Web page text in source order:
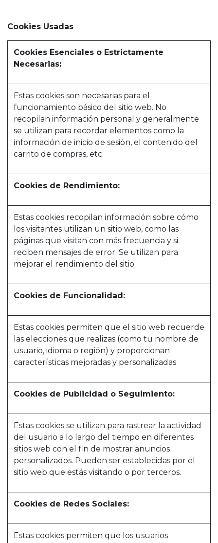
Cookies Usadas
Cookies Esenciales o Estrictamente
Necesarias:
Estas cookies son necesarias para el
funcionamiento básico del sitio web. No
recopilan información personal y generalmente
se utilizan para recordar elementos como la
información de inicio de sesión, el contenido del
carrito de compras, etc.
Cookies de Rendimiento:
Estas cookies recopilan información sobre cómo
los visitantes utilizan un sitio web, como las
páginas que visitan con más frecuencia y si
reciben mensajes de error. Se utilizan para
mejorar el rendimiento del sitio.
Cookies de Funcionalidad:
Estas cookies permiten que el sitio web recuerde
las elecciones que realizas (como tu nombre de
usuario, idioma o región) y proporcionan
características mejoradas y personalizadas
Cookies de Publicidad o Seguimiento:
Estas cookies se utilizan para rastrear la actividad
del usuario a lo largo del tiempo en diferentes
sitios web con el fin de mostrar anuncios
personalizados. Pueden ser establecidas por el
sitio web que estás visitando o por terceros.
Cookies de Redes Sociales:
Estas cookies permiten que los usuarios